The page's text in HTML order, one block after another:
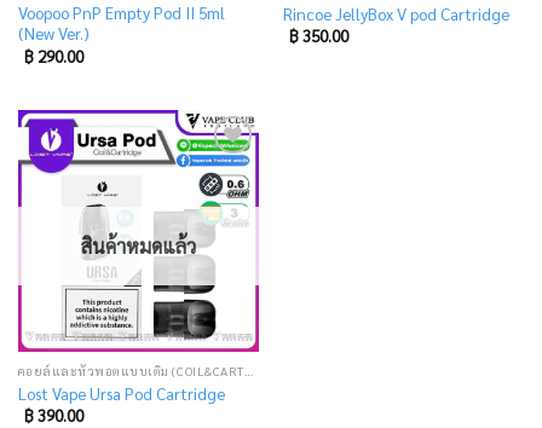
Voopoo PnP Empty Pod II 5ml
(New Ver.)
฿290.00
Rincoe JellyBox V pod Cartridge
฿350.00
Add
to
wishlist
สินค้าหมดแล้ว
Lost Vape Ursa Pod Cartridge
฿390.00